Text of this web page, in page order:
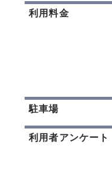
利用料金
駐車場
利用者アンケート